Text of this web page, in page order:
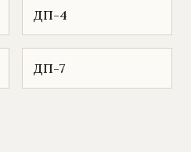
ДП-4
ДП-7